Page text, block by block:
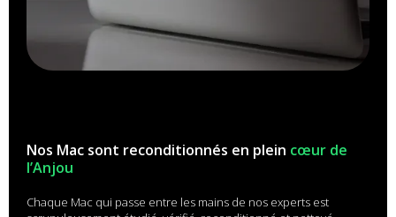
Nos Mac sont reconditionnés en plein cœur de
l’Anjou
Chaque Mac qui passe entre les mains de nos experts est